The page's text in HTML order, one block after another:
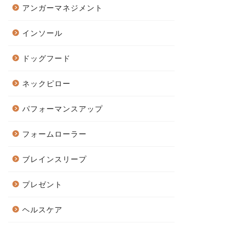
アンガーマネジメント
インソール
ドッグフード
ネックピロー
パフォーマンスアップ
フォームローラー
ブレインスリープ
プレゼント
ヘルスケア